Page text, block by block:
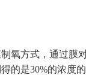
氧方式，通过膜
的是30%的浓度